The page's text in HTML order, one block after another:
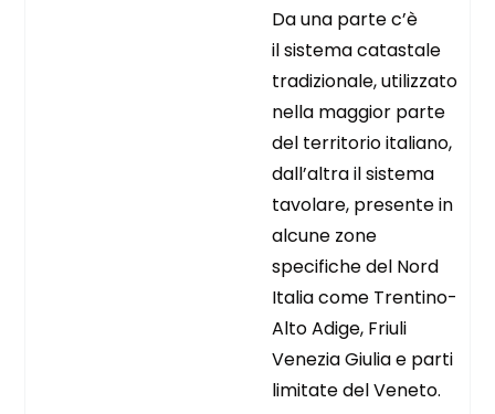
Da una parte c’è
il sistema catastale
tradizionale, utilizzato
nella maggior parte
del territorio italiano,
dall’altra il sistema
tavolare, presente in
alcune zone
specifiche del Nord
Italia come Trentino-
Alto Adige, Friuli
Venezia Giulia e parti
limitate del Veneto.